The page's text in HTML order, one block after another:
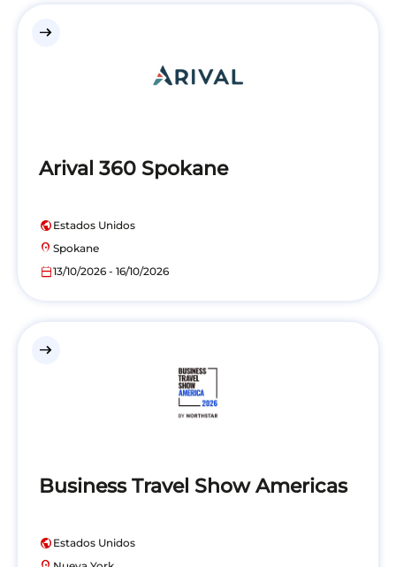
east
Arival 360 Spokane
public Estados Unidos
location_on Spokane
calendar_today13/10/2026 - 16/10/2026
east
Business Travel Show Americas
public Estados Unidos